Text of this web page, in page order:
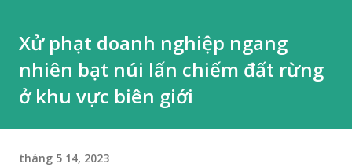
Xử phạt doanh nghiệp ngang
nhiên bạt núi lấn chiếm đất rừng
ở khu vực biên giới
tháng 5 14, 2023